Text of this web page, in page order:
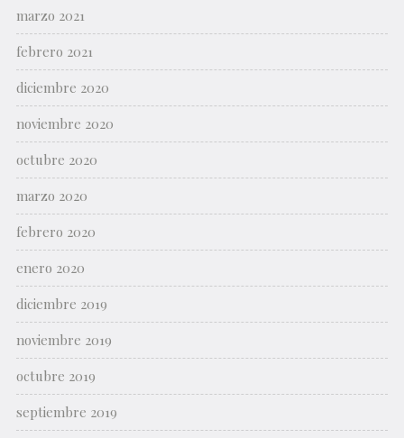
marzo 2021
febrero 2021
diciembre 2020
noviembre 2020
octubre 2020
marzo 2020
febrero 2020
enero 2020
diciembre 2019
noviembre 2019
octubre 2019
septiembre 2019